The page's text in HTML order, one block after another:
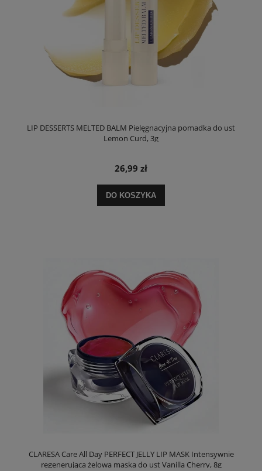
LIP DESSERTS MELTED BALM Pielęgnacyjna pomadka do ust
Lemon Curd, 3g
26,99 zł
DO KOSZYKA
CLARESA Care All Day PERFECT JELLY LIP MASK Intensywnie
regenerująca żelowa maska do ust Vanilla Cherry, 8g